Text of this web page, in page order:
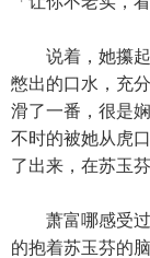
说着，她攥起
憋出的口水，充
滑了一番，很是
不时的被她从虎
了出来，在苏玉
萧富哪感受过
的抱着苏玉芬的脑